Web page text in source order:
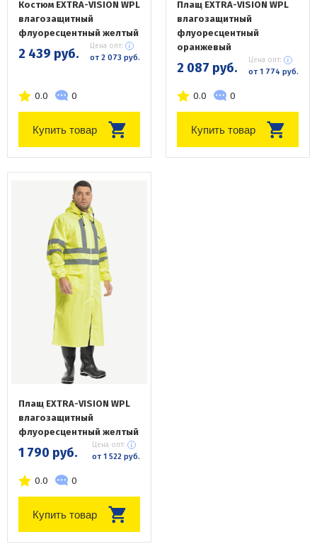
Костюм EXTRA-VISION WPL
влагозащитный
флуоресцентный желтый
2 439 руб. Цена опт:
от 2 073 руб.
0.0 0
Купить товар
Плащ EXTRA-VISION WPL
влагозащитный
флуоресцентный
оранжевый
2 087 руб. Цена опт:
от 1 774 руб.
0.0 0
Купить товар
Плащ EXTRA-VISION WPL
влагозащитный
флуоресцентный желтый
1 790 руб. Цена опт:
от 1 522 руб.
0.0 0
Купить товар